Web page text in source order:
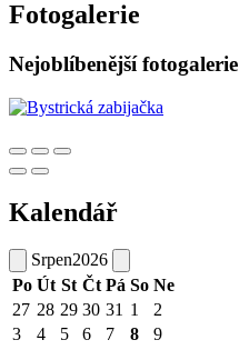
Fotogalerie
Nejoblíbenější fotogalerie
Kalendář
Srpen2026
Po Út St Čt Pá So Ne
27 28 29 30 31 1
2
3
4 5 6 7 8
9